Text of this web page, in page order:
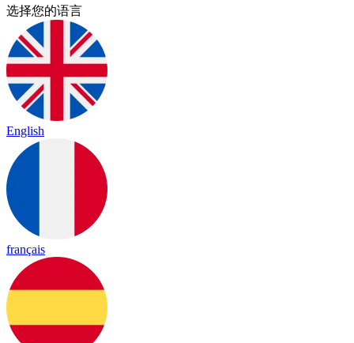
选择您的语言
English
français